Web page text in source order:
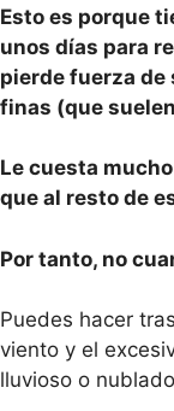
Esto es porque
unos días para
pierde fuerza de
finas (que
Le cuesta
que al resto de
Por tanto, no
Puedes hacer
viento y el
lluvioso o